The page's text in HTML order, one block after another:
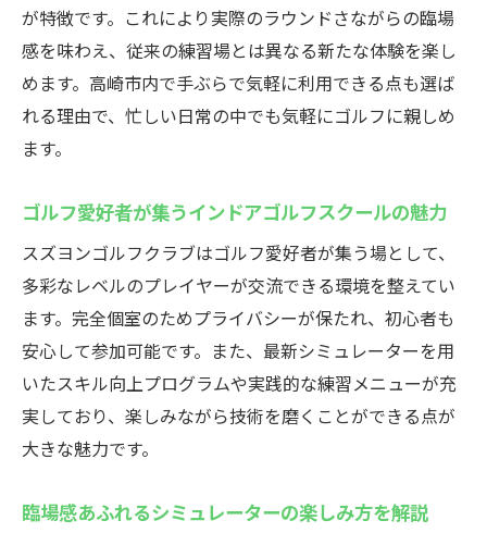
う
手ぶらで通えるインドアゴルフスクールの
魅力
初心者も歓迎！スズヨンゴルフクラブの魅力
高崎で気軽に始めるインドアゴルフの第一
歩
プロも認めるインドアゴルフスクールのレ
ッスン内容
未経験者でも楽しめるゴルフ体験を提供
個別指導が充実したインドアゴルフスクー
ルの特徴
手ぶらで行けるスズヨンゴルフクラブの魅力
が特徴です。これにより実際のラウンドさながらの臨場
感を味わえ、従来の練習場とは異なる新たな体験を楽し
めます。高崎市内で手ぶらで気軽に利用できる点も選ば
れる理由で、忙しい日常の中でも気軽にゴルフに親しめ
ます。
ゴルフ愛好者が集うインドアゴルフスクールの魅力
スズヨンゴルフクラブはゴルフ愛好者が集う場として、
多彩なレベルのプレイヤーが交流できる環境を整えてい
ます。完全個室のためプライバシーが保たれ、初心者も
安心して参加可能です。また、最新シミュレーターを用
いたスキル向上プログラムや実践的な練習メニューが充
実しており、楽しみながら技術を磨くことができる点が
大きな魅力です。
臨場感あふれるシミュレーターの楽しみ方を解説